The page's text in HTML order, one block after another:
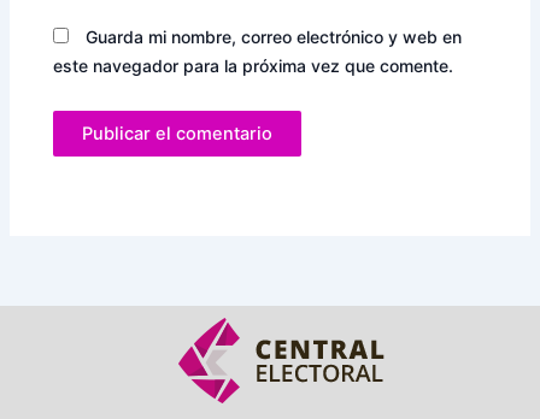
Guarda mi nombre, correo electrónico y web en
este navegador para la próxima vez que comente.